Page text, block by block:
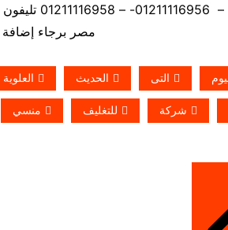
فاكس ارضي
مصر برجاء إضافة 002 كود مصر قبل الرقم
التى الحديث العلوية
شركة للتغليف منسي